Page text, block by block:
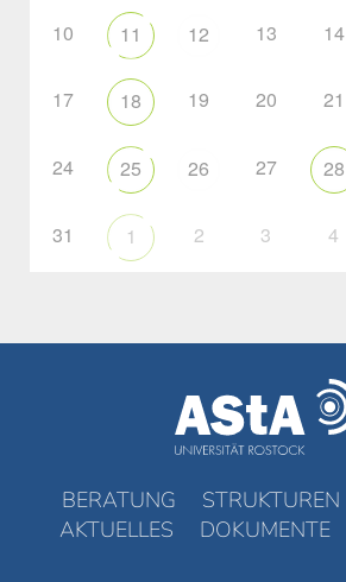
10 11 12 13 14
17 18 19 20 21
24 25 26 27 28
31 1 2 3 4
BERATUNG STRUKTUREN
AKTUELLES
DOKUMENTE